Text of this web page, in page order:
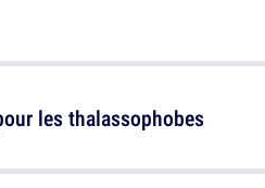
les thalassophobes